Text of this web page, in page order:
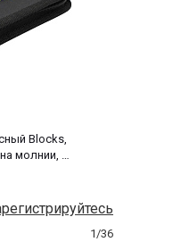
Blocks,
молнии,
1/36